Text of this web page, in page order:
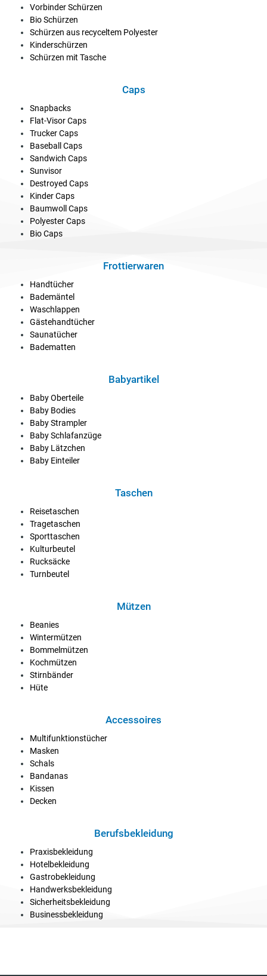
Vorbinder Schürzen
Bio Schürzen
Schürzen aus recyceltem Polyester
Kinderschürzen
Schürzen mit Tasche
Caps
Snapbacks
Flat-Visor Caps
Trucker Caps
Baseball Caps
Sandwich Caps
Sunvisor
Destroyed Caps
Kinder Caps
Baumwoll Caps
Polyester Caps
Bio Caps
Frottierwaren
Handtücher
Bademäntel
Waschlappen
Gästehandtücher
Saunatücher
Badematten
Babyartikel
Baby Oberteile
Baby Bodies
Baby Strampler
Baby Schlafanzüge
Baby Lätzchen
Baby Einteiler
Taschen
Reisetaschen
Tragetaschen
Sporttaschen
Kulturbeutel
Rucksäcke
Turnbeutel
Mützen
Beanies
Wintermützen
Bommelmützen
Kochmützen
Stirnbänder
Hüte
Accessoires
Multifunktionstücher
Masken
Schals
Bandanas
Kissen
Decken
Berufsbekleidung
Praxisbekleidung
Hotelbekleidung
Gastrobekleidung
Handwerksbekleidung
Sicherheitsbekleidung
Businessbekleidung